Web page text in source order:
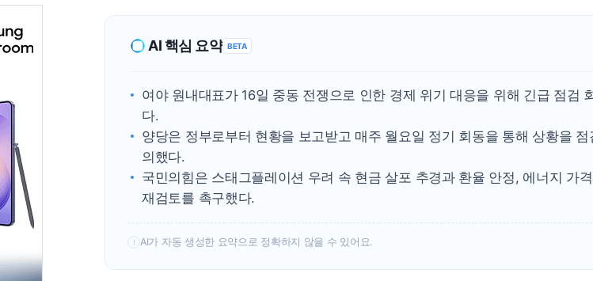
윤
'호
AI 핵심 요약 BETA
여야 원내대표가 16일 중동 전쟁으로 인한 경제 위기 대응을 위해 긴급 점검
다.
양당은 정부로부터 현황을 보고받고 매주 월요일 정기 회동을 통해 상황을
의했다.
국민의힘은 스태그플레이션 우려 속 현금 살포 추경과 환율 안정, 에너지 가
재검토를 촉구했다.
! AI가 자동 생성한 요약으로 정확하지 않을 수 있어요.